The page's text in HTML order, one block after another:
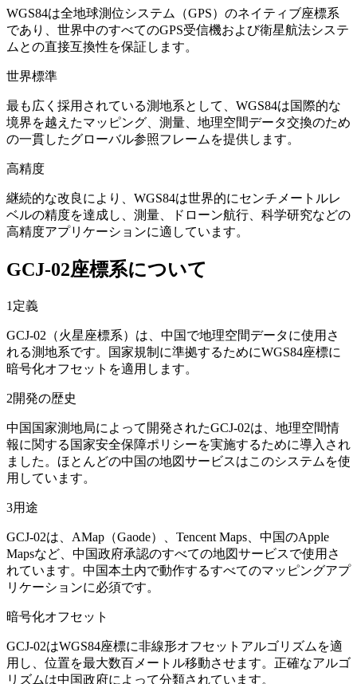
WGS84は全地球測位システム（GPS）のネイティブ座標系
であり、世界中のすべてのGPS受信機および衛星航法システ
ムとの直接互換性を保証します。
世界標準
最も広く採用されている測地系として、WGS84は国際的な
境界を越えたマッピング、測量、地理空間データ交換のため
の一貫したグローバル参照フレームを提供します。
高精度
継続的な改良により、WGS84は世界的にセンチメートルレ
ベルの精度を達成し、測量、ドローン航行、科学研究などの
高精度アプリケーションに適しています。
GCJ-02座標系について
1 定義
GCJ-02（火星座標系）は、中国で地理空間データに使用さ
れる測地系です。国家規制に準拠するためにWGS84座標に
暗号化オフセットを適用します。
2開発の歴史
中国国家測地局によって開発されたGCJ-02は、地理空間情
報に関する国家安全保障ポリシーを実施するために導入され
ました。ほとんどの中国の地図サービスはこのシステムを使
用しています。
3用途
GCJ-02は、AMap（Gaode）、Tencent Maps、中国のApple
Mapsなど、中国政府承認のすべての地図サービスで使用さ
れています。中国本土内で動作するすべてのマッピングアプ
リケーションに必須です。
暗号化オフセット
GCJ-02はWGS84座標に非線形オフセットアルゴリズムを適
用し、位置を最大数百メートル移動させます。正確なアルゴ
リズムは中国政府によって分類されています。